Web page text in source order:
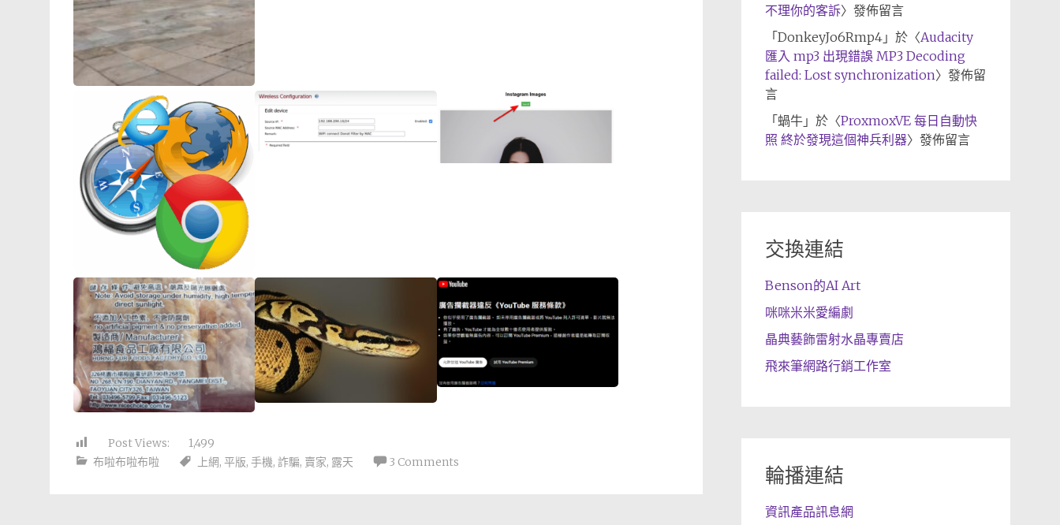
Post Views:
1,499
布啦布啦布啦
上網, 平版, 手機, 詐騙, 賣家, 露天 3 Comments
不理你的客訴〉發佈留言
「 DonkeyJo6Rmp4」於〈Audacity
匯入 mp3 出現錯誤 MP3 Decoding
failed: Lost synchronization〉發佈留
言
「 蝸牛」於〈ProxmoxVE 每日自動快
照 終於發現這個神兵利器〉發佈留言
交換連結
Benson的AI Art
咪咪米米愛編劇
晶典藝飾雷射水晶專賣店
飛來筆網路行銷工作室
輪播連結
資訊產品訊息網